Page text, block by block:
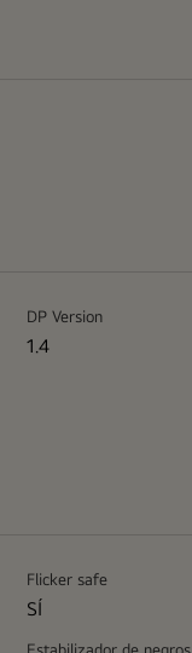
DP Version
1.4
Flicker safe
SÍ